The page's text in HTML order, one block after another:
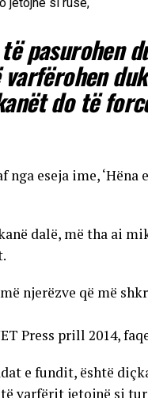
pasurohen
do të
eseja ime,
dalë, më tha ai
njerëzve që më
Press prill 2014,
e fundit, është
varfërit jetojnë si